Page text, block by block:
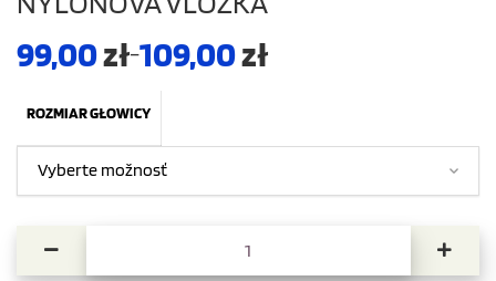
99,00zł–109,00zł
ROZMIAR GŁOWICY